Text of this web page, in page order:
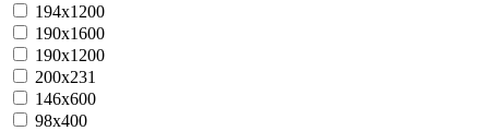
194x1200
190x1600
190x1200
200x231
146x600
98x400